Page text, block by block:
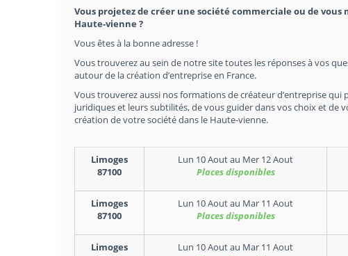
Vous projetez de créer une société commerciale ou de
Haute-vienne ?
Vous êtes à la bonne adresse !
Vous trouverez au sein de notre site toutes les réponses à vos
autour de la création d’entreprise en France.
Vous trouverez aussi nos formations de créateur d’entreprise
juridiques et leurs subtilités, de vous guider dans vos choix et de
création de votre société dans le Haute-vienne.
Limoges
87100
Lun 10 Aoutau Mer 12 Aout
Places disponibles
Limoges
87100
Lun 10 Aoutau Mar 11 Aout
Places disponibles
Limoges
Lun 10 Aoutau Mar 11 Aout